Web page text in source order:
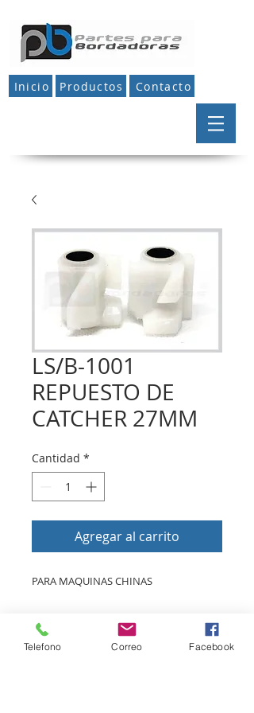
Inicio Productos Contacto
LS/B-1001
REPUESTO DE
CATCHER 27MM
Cantidad *
Agregar al carrito
PARA MAQUINAS CHINAS
Volver a tienda
Telefono Correo Facebook